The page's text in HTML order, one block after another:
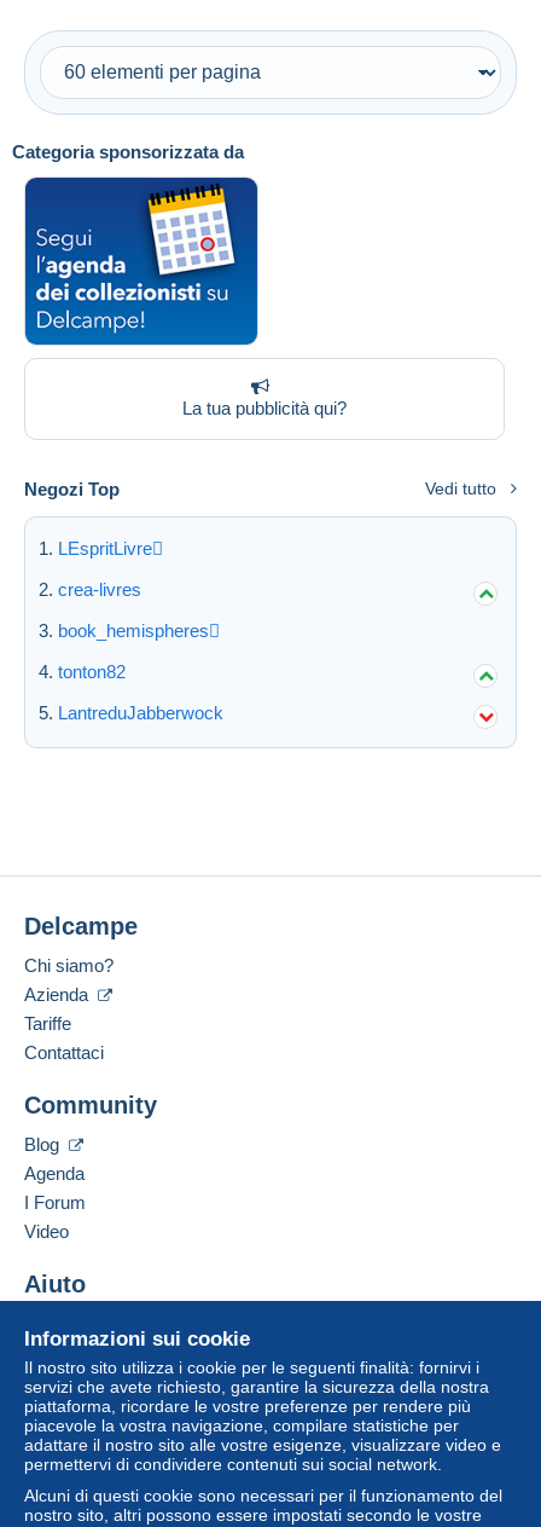
Categoria sponsorizzata da
La tua pubblicità qui?
Negozi Top Vedi tutto
LEspritLivre
crea-livres
book_hemispheres
tonton82
LantreduJabberwock
Informazioni sui cookie
Il nostro sito utilizza i cookie per le seguenti finalità: fornirvi i
servizi che avete richiesto, garantire la sicurezza della nostra
piattaforma, ricordare le vostre preferenze per rendere più
piacevole la vostra navigazione, compilare statistiche per
adattare il nostro sito alle vostre esigenze, visualizzare video e
permettervi di condividere contenuti sui social network.
Alcuni di questi cookie sono necessari per il funzionamento del
nostro sito, altri possono essere impostati secondo le vostre
Delcampe
Chi siamo?
Azienda
Tariffe
Contattaci
Community
Blog
Agenda
I Forum
Video
Aiuto
Acquistare su Delcampe
Vendere su Delcampe
Un sito sicuro